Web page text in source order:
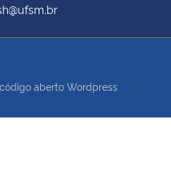
aberto Wordpress